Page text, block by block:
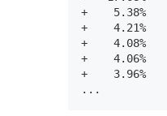
+    5.38%
+    4.21%
+
+
+